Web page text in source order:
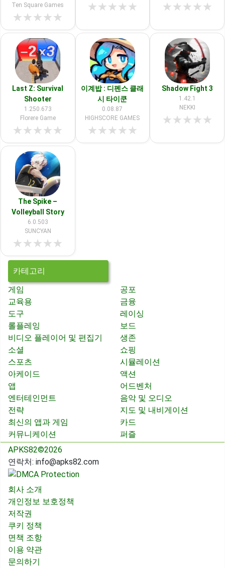
Ten Square Games
★★★★★
★★★★★ ★★★★★
Last Z: Survival
Shooter
1.250.673
Florere Game
★★★★★
이계밥 : 디펜스 클래
시 타이쿤
0.08.87
HIGHSCORE GAMES
★★★★★
Shadow Fight 3
1.42.1
NEKKI
★★★★★
The Spike –
Volleyball Story
6.0.503
SUNCYAN
★★★★★
카테고리
게임
공포
교육용
금융
도구
레이싱
롤플레잉
보드
비디오 플레이어 및 편집기
생존
소셜
쇼핑
스포츠
시뮬레이션
아케이드
액션
앱
어드벤처
엔터테인먼트
음악 및 오디오
전략
지도 및 내비게이션
최신의 앱과 게임
카드
커뮤니케이션
퍼즐
APKS82©2026
연락처: info@apks82.com
회사 소개
개인정보 보호정책
저작권
쿠키 정책
면책 조항
이용 약관
문의하기